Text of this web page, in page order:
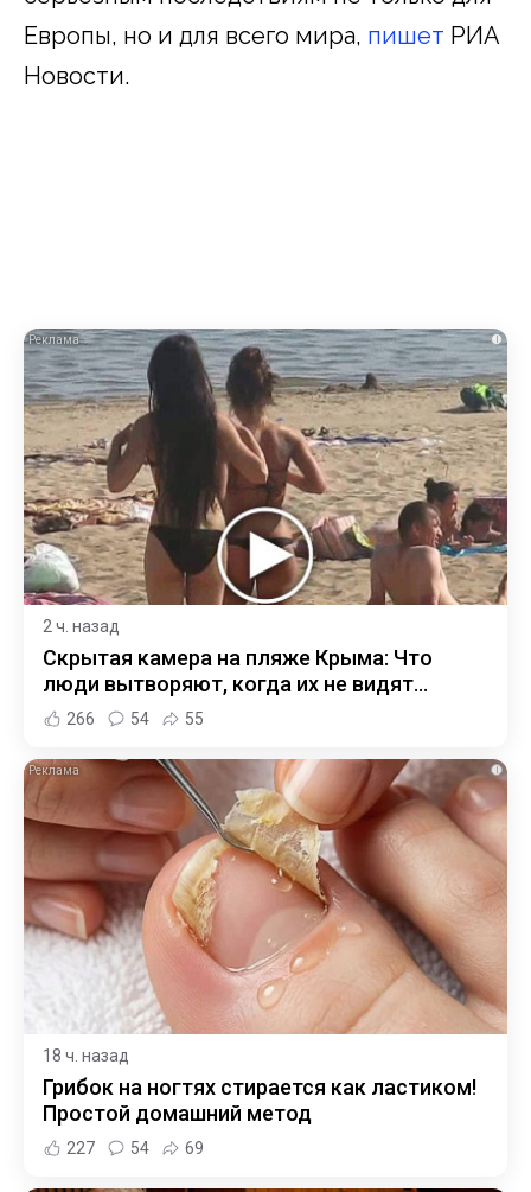
Европы, но и для всего мира, пишет РИА
Новости.
i
2 ч. назад
Скрытая камера на пляже Крыма: Что
люди вытворяют, когда их не видят...
266 54 55
i
18 ч. назад
Грибок на ногтях стирается как ластиком!
Простой домашний метод
227 54 69